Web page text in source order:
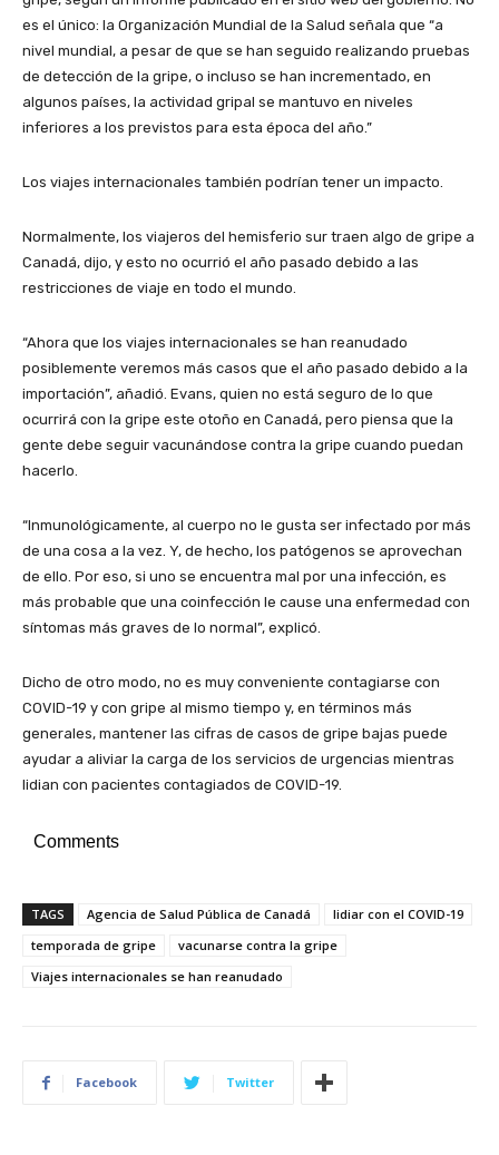
es el único: la Organización Mundial de la Salud señala que “a
nivel mundial, a pesar de que se han seguido realizando pruebas
de detección de la gripe, o incluso se han incrementado, en
algunos países, la actividad gripal se mantuvo en niveles
inferiores a los previstos para esta época del año.”
Los viajes internacionales también podrían tener un impacto.
Normalmente, los viajeros del hemisferio sur traen algo de gripe a
Canadá, dijo, y esto no ocurrió el año pasado debido a las
restricciones de viaje en todo el mundo.
“Ahora que los viajes internacionales se han reanudado
posiblemente veremos más casos que el año pasado debido a la
importación”, añadió. Evans, quien no está seguro de lo que
ocurrirá con la gripe este otoño en Canadá, pero piensa que la
gente debe seguir vacunándose contra la gripe cuando puedan
hacerlo.
“Inmunológicamente, al cuerpo no le gusta ser infectado por más
de una cosa a la vez. Y, de hecho, los patógenos se aprovechan
de ello. Por eso, si uno se encuentra mal por una infección, es
más probable que una coinfección le cause una enfermedad con
síntomas más graves de lo normal”, explicó.
Dicho de otro modo, no es muy conveniente contagiarse con
COVID-19 y con gripe al mismo tiempo y, en términos más
generales, mantener las cifras de casos de gripe bajas puede
ayudar a aliviar la carga de los servicios de urgencias mientras
lidian con pacientes contagiados de COVID-19.
Comments
TAGS Agencia de Salud Pública de Canadá
lidiar con el COVID-19
temporada de gripe
vacunarse contra la gripe
Viajes internacionales se han reanudado
Facebook Twitter